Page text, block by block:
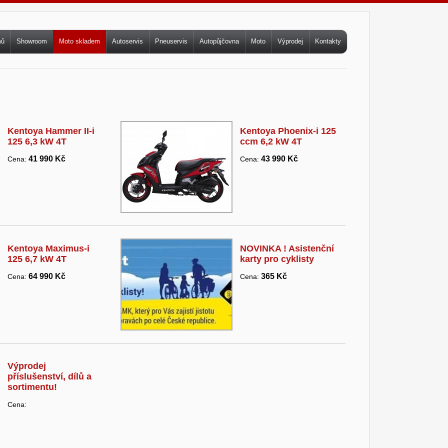
menu
Showroom Moto skladem Autoservis Pneuservis Autopůjčovna Moto Výprodej Kontakty
Kentoya Hammer II-i
125 6,3 kW 4T
Cena: 41 990 Kč
Kentoya Phoenix-i 125
ccm 6,2 kW 4T
Cena: 43 990 Kč
Kentoya Maximus-i
125 6,7 kW 4T
Cena: 64 990 Kč
NOVINKA ! Asistenční
karty pro cyklisty
Cena: 365 Kč
Výprodej
příslušenství, dílů a
sortimentu!
Cena: